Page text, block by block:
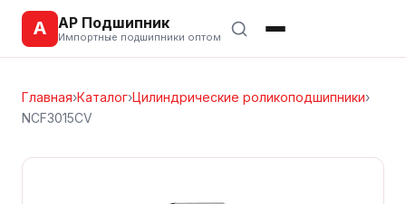
А АР Подшипник
Импортные подшипники оптом
Главная›Каталог›Цилиндрические роликоподшипники›
NCF3015CV